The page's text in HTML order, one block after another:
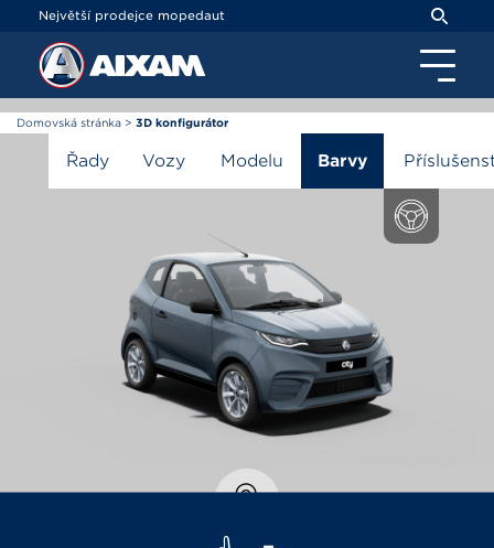
Největší prodejce mopedaut
Domovská stránka > 3D konfigurátor
3D konfigurátor
Řady Vozy Modelu Barvy
Panel pro správu cookies